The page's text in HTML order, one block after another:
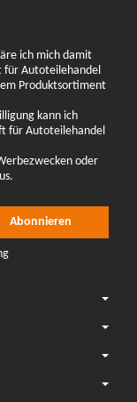
ich mich damit
für Autoteilehandel
Produktsortiment
kann ich
für Autoteilehandel
oder
Abonnieren